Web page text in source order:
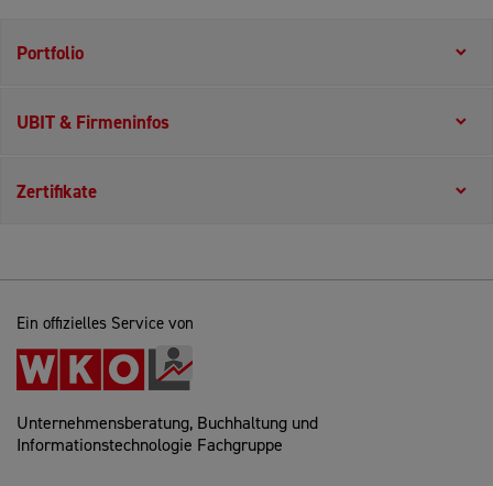
Portfolio
UBIT & Firmeninfos
Zertifikate
Ein offizielles Service von
Unternehmensberatung, Buchhaltung und
Informationstechnologie Fachgruppe